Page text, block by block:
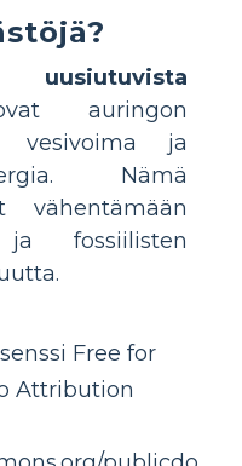
uusiutuvista
auringon
vesivoima ja
Nämä
vähentämään
ja fossiilisten
Free for
Attribution